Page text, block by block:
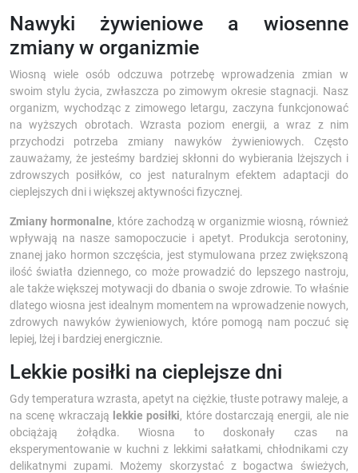
Nawyki żywieniowe a wiosenne
zmiany w organizmie
Wiosną wiele osób odczuwa potrzebę wprowadzenia zmian w
swoim stylu życia, zwłaszcza po zimowym okresie stagnacji. Nasz
organizm, wychodząc z zimowego letargu, zaczyna funkcjonować
na wyższych obrotach. Wzrasta poziom energii, a wraz z nim
przychodzi potrzeba zmiany nawyków żywieniowych. Często
zauważamy, że jesteśmy bardziej skłonni do wybierania lżejszych i
zdrowszych posiłków, co jest naturalnym efektem adaptacji do
cieplejszych dni i większej aktywności fizycznej.
Zmiany hormonalne, które zachodzą w organizmie wiosną, również
wpływają na nasze samopoczucie i apetyt. Produkcja serotoniny,
znanej jako hormon szczęścia, jest stymulowana przez zwiększoną
ilość światła dziennego, co może prowadzić do lepszego nastroju,
ale także większej motywacji do dbania o swoje zdrowie. To właśnie
dlatego wiosna jest idealnym momentem na wprowadzenie nowych,
zdrowych nawyków żywieniowych, które pomogą nam poczuć się
lepiej, lżej i bardziej energicznie.
Lekkie posiłki na cieplejsze dni
Gdy temperatura wzrasta, apetyt na ciężkie, tłuste potrawy maleje, a
na scenę wkraczają lekkie posiłki, które dostarczają energii, ale nie
obciążają żołądka. Wiosna to doskonały czas na
eksperymentowanie w kuchni z lekkimi sałatkami, chłodnikami czy
delikatnymi zupami. Możemy skorzystać z bogactwa świeżych,